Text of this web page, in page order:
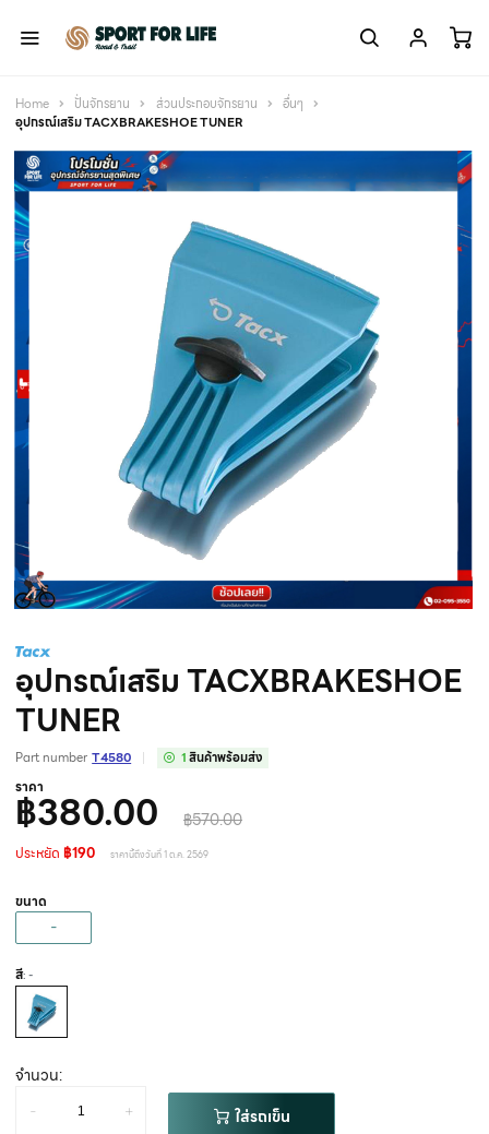
Home ปั่นจักรยาน ส่วนประกอบจักรยาน
อื่นๆ
อุปกรณ์เสริม TACXBRAKESHOE TUNER
อุปกรณ์เสริม TACXBRAKESHOE
TUNER
Part number T4580 1สินค้าพร้อมส่ง
ราคา
฿380.00 ฿570.00
ประหยัด ฿190 ราคานี้ถึงวันที่ 1 ต.ค. 2569
ขนาด
-
สี: -
จำนวน:
-
+ ใส่รถเข็น